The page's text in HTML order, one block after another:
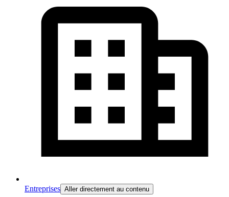
Entreprises Aller directement au contenu